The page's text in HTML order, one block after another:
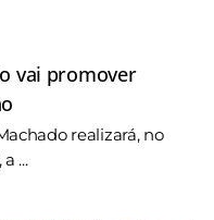
vai promover
realizará, no
...